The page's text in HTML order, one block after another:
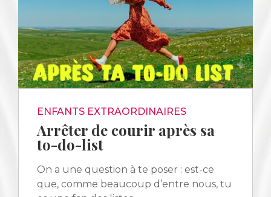
ENFANTS EXTRAORDINAIRES
Arrêter de courir après sa
to-do-list
On a une question à te poser : est-ce
que, comme beaucoup d’entre nous, tu